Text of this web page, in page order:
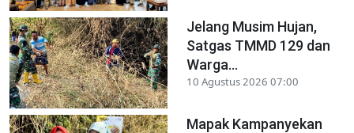
Jelang Musim Hujan,
Satgas TMMD 129 dan
Warga...
10 Agustus 2026 07:00
Mapak Kampanyekan